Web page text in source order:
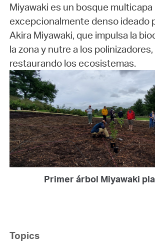
Miyawaki es un bosque multicapa
excepcionalmente denso ideado
Akira Miyawaki, que impulsa la
la zona y nutre a los
restaurando los ecosistemas.
Primer árbol Miyawaki
Topics